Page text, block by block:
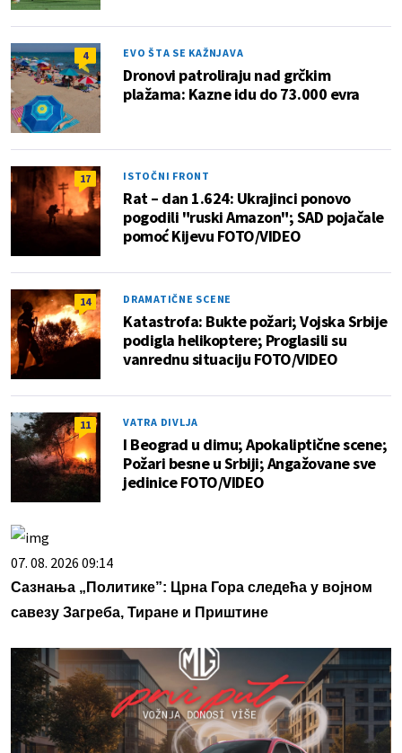
4 EVO ŠTA SE KAŽNJAVA
Dronovi patroliraju nad grčkim
plažama: Kazne idu do 73.000 evra
17 ISTOČNI FRONT
Rat – dan 1.624: Ukrajinci ponovo
pogodili "ruski Amazon"; SAD pojačale
pomoć Kijevu FOTO/VIDEO
14 DRAMATIČNE SCENE
Katastrofa: Bukte požari; Vojska Srbije
podigla helikoptere; Proglasili su
vanrednu situaciju FOTO/VIDEO
11 VATRA DIVLJA
I Beograd u dimu; Apokaliptične scene;
Požari besne u Srbiji; Angažovane sve
jedinice FOTO/VIDEO
07. 08. 2026 09:14
Сазнања „Политике”: Црна Гора следећа у војном
савезу Загреба, Тиране и Приштине